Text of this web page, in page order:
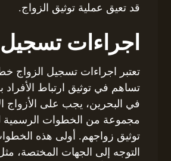
قد تعيق عملية توثيق الزواج.
اجراءات تسجيل
تعتبر اجراءات تسجيل الزواج
تساهم في توثيق ارتباط
في البحرين، يجب على الأزواج
مجموعة من الخطوات الرسمية
توثيق زواجهم. أولى هذه
التوجه إلى الجهات المختصة،